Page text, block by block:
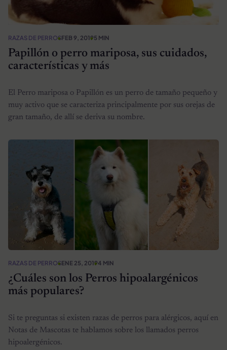
RAZAS DE PERROSFEB 9, 20195 MIN
Papillón o perro mariposa, sus cuidados,
características y más
El Perro mariposa o Papillón es un perro de tamaño pequeño y
muy activo que se caracteriza principalmente por sus orejas de
gran tamaño, de allí se deriva su nombre.
RAZAS DE PERROSENE 25, 20194 MIN
¿Cuáles son los Perros hipoalargénicos
más populares?
Si te preguntas si existen razas de perros para alérgicos, aquí en
Notas de Mascotas te hablamos sobre los llamados perros
hipoalergénicos.